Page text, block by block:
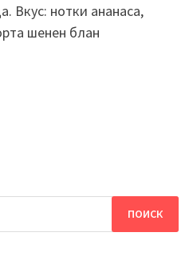
Вкус: нотки ананаса,
шенен блан